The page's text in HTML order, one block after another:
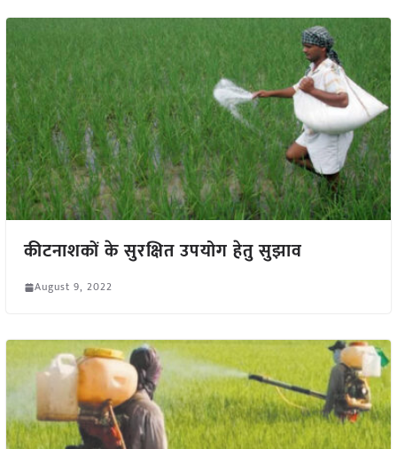
कीटनाशकों के सुरक्षित उपयोग हेतु सुझाव
August 9, 2022